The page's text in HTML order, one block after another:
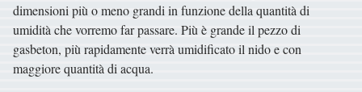
dimensioni più o meno grandi in funzione della quantità di
umidità che vorremo far passare. Più è grande il pezzo di
gasbeton, più rapidamente verrà umidificato il nido e con
maggiore quantità di acqua.